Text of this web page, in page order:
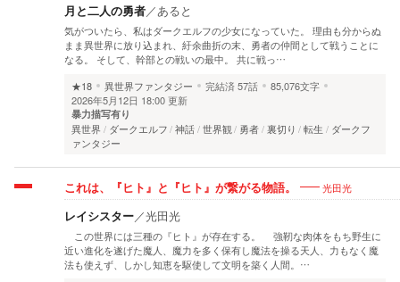
月と二人の勇者／あると
気がついたら、私はダークエルフの少女になっていた。 理由も分からぬ
まま異世界に放り込まれ、紆余曲折の末、勇者の仲間として戦うことに
なる。 そして、幹部との戦いの最中。 共に戦っ…
★18
異世界ファンタジー 完結済57話
85,076文字
2026年5月12日 18:00 更新
暴力描写有り
異世界 ダークエルフ 神話 世界観 勇者 裏切り 転生
ダークフ
ァンタジー
これは、『ヒト』と『ヒト』が繋がる物語。 光田光
レイシスター／光田光
この世界には三種の『ヒト』が存在する。 強靭な肉体をもち野生に
近い進化を遂げた魔人、魔力を多く保有し魔法を操る天人、力もなく魔
法も使えず、しかし知恵を駆使して文明を築く人間。…